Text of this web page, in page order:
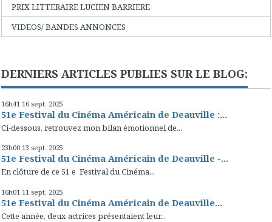
PRIX LITTERAIRE LUCIEN BARRIERE
VIDEOS/ BANDES ANNONCES
DERNIERS ARTICLES PUBLIES SUR LE BLOG:
16h41 16 sept. 2025
51e Festival du Cinéma Américain de Deauville :...
Ci-dessous, retrouvez mon bilan émotionnel de...
23h00 13 sept. 2025
51e Festival du Cinéma Américain de Deauville -...
En clôture de ce 51 e Festival du Cinéma...
16h01 11 sept. 2025
51e Festival du Cinéma Américain de Deauville...
Cette année, deux actrices présentaient leur...